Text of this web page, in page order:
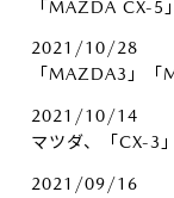
「MAZDA CX-5
2021/10/28
「MAZDA3」「
2021/10/14
マツダ、「CX-3
2021/09/16